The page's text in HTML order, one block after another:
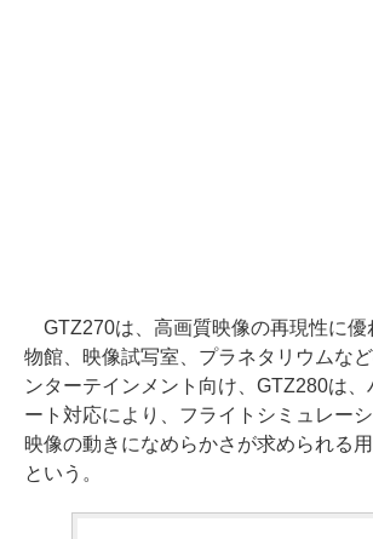
GTZ270は、高画質映像の再現性に優
物館、映像試写室、プラネタリウムな
ンターテインメント向け、GTZ280は、
ート対応により、フライトシミュレーシ
映像の動きになめらかさが求められる
という。